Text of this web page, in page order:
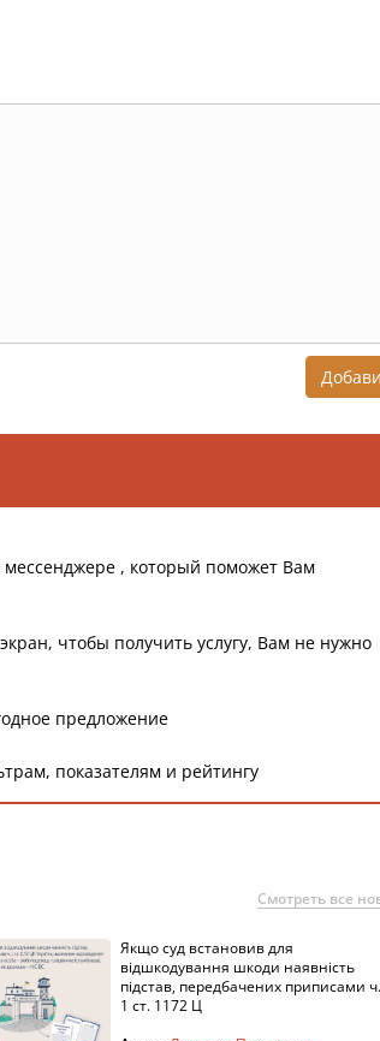
, который поможет Вам
чтобы получить услугу, Вам не нужно
предложение
показателям и рейтингу
Смотреть все
Якщо суд встановив для
відшкодування шкоди наявність
підстав, передбачених приписами ч.
1 ст. 1172 Ц